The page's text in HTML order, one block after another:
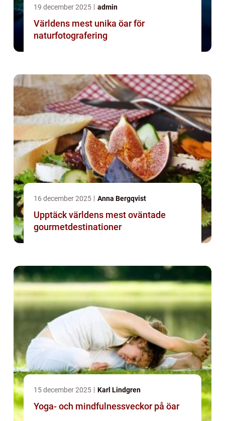
19 december 2025 admin
Världens mest unika öar för
naturfotografering
16 december 2025 Anna Bergqvist
Upptäck världens mest oväntade
gourmetdestinationer
15 december 2025 Karl Lindgren
Yoga- och mindfulnessveckor på öar